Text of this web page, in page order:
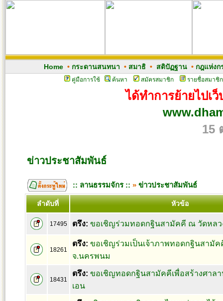
Home• กระดานสนทนา • สมาธิ• สติปัฏฐาน• กฎแห่งก
คู่มือการใช้ ค้นหา สมัครสมาชิก รายชื่อสมาชิก
ได้ทำการย้ายไปเ
15
ข่าวประชาสัมพันธ์
:: ลานธรรมจักร :: » ข่าวประชาสัมพันธ์
ลำดับที่ หัวข้อ
17495 ตรึง: ขอเชิญร่วมทอดกฐินสามัคคี ณ วัดหลว
18261
ตรึง: ขอเชิญร่วมเป็นเจ้าภาพทอดกฐินสามั
จ.นครพนม
18431
ตรึง: ขอเชิญทอดกฐินสามัคคีเพื่อสร้างศาล
เอน